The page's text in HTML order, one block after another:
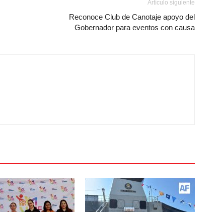
Artículo siguiente
Reconoce Club de Canotaje apoyo del
Gobernador para eventos con causa